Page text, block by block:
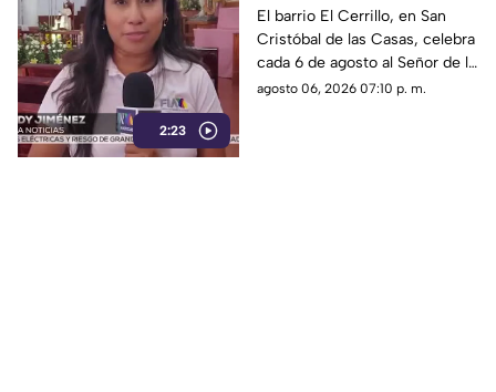
2:23
Cristóbal de las Casas:
Tradición y fe en El
Cerrillo
El barrio El Cerrillo, en San
Cristóbal de las Casas, celebra
cada 6 de agosto al Señor de la
Transfiguración con misas,
agosto 06, 2026 07:10 p. m.